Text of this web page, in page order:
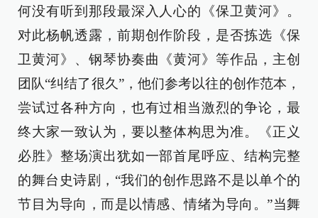
何没有听到那段最深入人心的《保卫黄河》。
对此杨帆透露，前期创作阶段，是否拣选《保
卫黄河》、钢琴协奏曲《黄河》等作品，主创
团队“纠结了很久”，他们参考以往的创作范本，
尝试过各种方向，也有过相当激烈的争论，最
终大家一致认为，要以整体构思为准。《正义
必胜》整场演出犹如一部首尾呼应、结构完整
的舞台史诗剧，“我们的创作思路不是以单个的
节目为导向，而是以情感、情绪为导向。”当舞